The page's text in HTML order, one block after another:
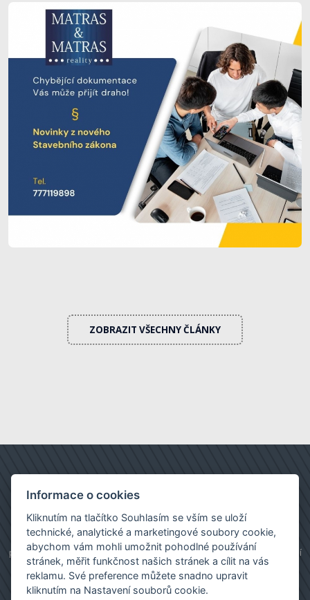
ZOBRAZIT VŠECHNY ČLÁNKY
realitní kancelář Brno|prodej bytů|prodej rodinného domu
prodej pozemku| pronájem bytu|pronájem kanceláře|
realitní
kancelář Moravská Třebová|
Images by: montypeter, Freepik, katemangostar,jcomp
Informace o cookies
Kliknutím na tlačítko Souhlasím se vším se uloží
technické, analytické a marketingové soubory cookie,
abychom vám mohli umožnit pohodlné používání
stránek, měřit funkčnost našich stránek a cílit na vás
reklamu. Své preference můžete snadno upravit
kliknutím na Nastavení souborů cookie.